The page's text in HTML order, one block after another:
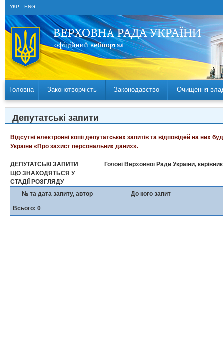
УКР ENG
Головна Законотворчість Законодавство Очищення
Депутатські запити
Відсутні електронні копії депутатських запитів та відповідей на
України «Про захист персональних даних».
ДЕПУТАТСЬКІ ЗАПИТИ
ЩО ЗНАХОДЯТЬСЯ У
СТАДІЇ РОЗГЛЯДУ
Голові Верховної Ради України,
№ та дата запиту, автор До кого запит
Всього: 0